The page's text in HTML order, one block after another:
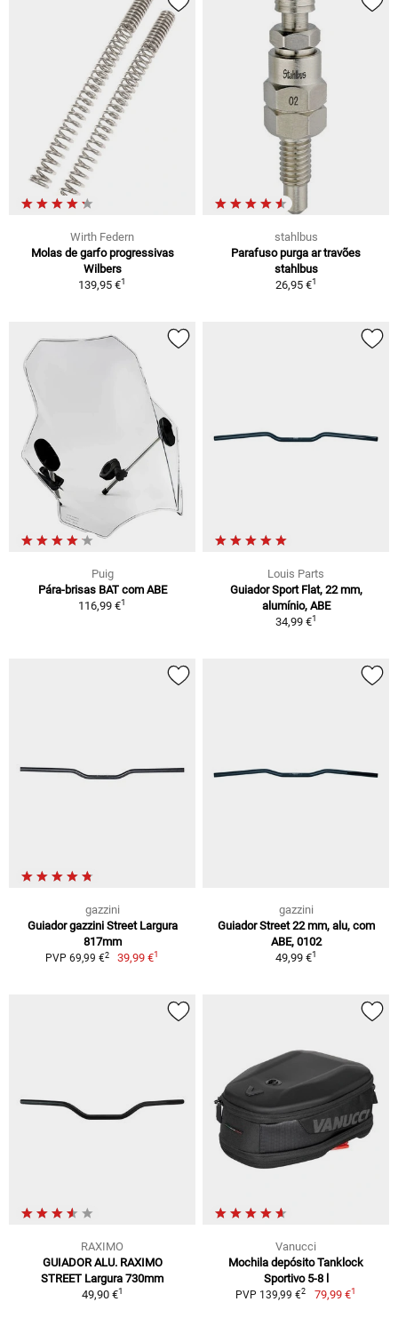
Wirth Federn
Molas de garfo progressivas
Wilbers
139,95 €1
stahlbus
Parafuso purga ar travões
stahlbus
26,95 €1
Puig
Pára-brisas BAT com ABE
116,99 €1
Louis Parts
Guiador Sport Flat, 22 mm,
alumínio, ABE
34,99 €1
gazzini
Guiador gazzini Street Largura
817mm
PVP 69,99 €2 39,99 €1
gazzini
Guiador Street 22 mm, alu, com
ABE, 0102
49,99 €1
RAXIMO
GUIADOR ALU. RAXIMO
STREET Largura 730mm
49,90 €1
Vanucci
Mochila depósito Tanklock
Sportivo 5-8 l
PVP 139,99 €2 79,99 €1